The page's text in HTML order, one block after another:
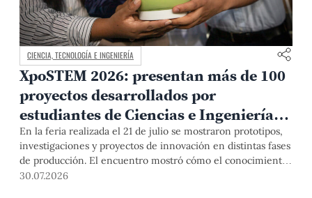
CIENCIA, TECNOLOGÍA E INGENIERÍA
XpoSTEM 2026: presentan más de 100
proyectos desarrollados por
estudiantes de Ciencias e Ingeniería
PUCP orientados a atender
necesidades del país
En la feria realizada el 21 de julio se mostraron prototipos,
investigaciones y proyectos de innovación en distintas fases
de producción. El encuentro mostró cómo el conocimiento
adquirido en las aulas puede responder a desafíos concretos
30.07.2026